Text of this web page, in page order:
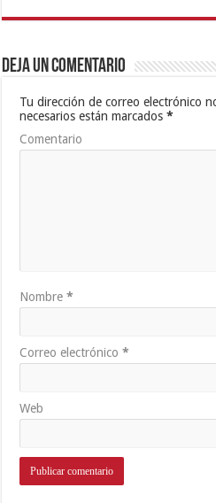
Deja un comentario
Tu dirección de correo electrónico
necesarios están marcados*
Comentario
Nombre*
Correo electrónico*
Web